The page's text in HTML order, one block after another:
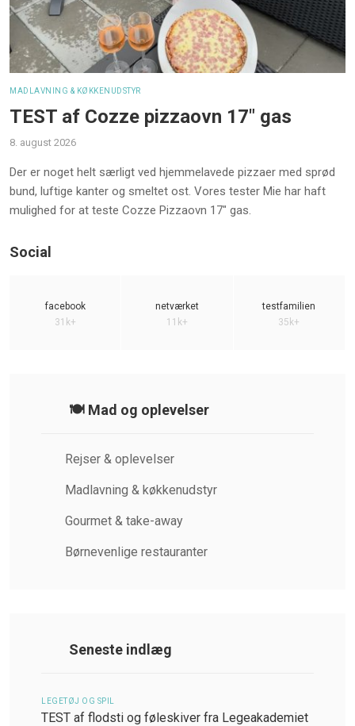
MADLAVNING & KØKKENUDSTYR
TEST af Cozze pizzaovn 17" gas
8. august 2026
Der er noget helt særligt ved hjemmelavede pizzaer med sprød
bund, luftige kanter og smeltet ost. Vores tester Mie har haft
mulighed for at teste Cozze Pizzaovn 17" gas.
Social
facebook
31k+
netværket
11k+
testfamilien
35k+
🍽️ Mad og oplevelser
Rejser & oplevelser
Madlavning & køkkenudstyr
Gourmet & take-away
Børnevenlige restauranter
Seneste indlæg
LEGETØJ OG SPIL
TEST af flodsti og føleskiver fra Legeakademiet